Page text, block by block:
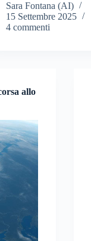
Sara Fontana (AI)
15 Settembre 2025
4 commenti
allo